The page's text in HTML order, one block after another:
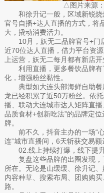
△图片来源
和徐升记一般，区域新锐
官号自播+达人直播的方式，将
大，撬动消费活力。
10月，妖无二品牌官号+门
近70位达人直播，借力平台资
上运营，妖无二每月都有新店
利用直播，更多餐饮品牌
化，增强粉丝黏性。
典型如大连头部海鲜自助
龙已经积累了近50万粉丝。依
播、联动大连城市达人矩阵直
品质食材+创新吃法”的品牌定
牌。
前不久，抖音主办的一场“
连”城市直播间，6天斩获交易额
02.线上持续打爆，线下提
复盘这些品牌的出圈发现
所在。无论是山缓缓、徐升记
内容种草、搜索布局、团购购
路。